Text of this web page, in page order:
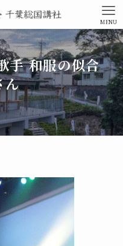
MENU
手 和服の似合
ん